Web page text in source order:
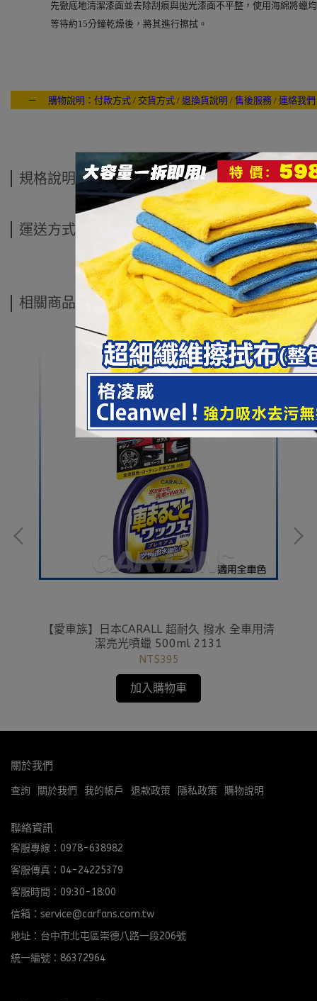
先徹底地清潔漆面並去除刮痕與拋光漆面不平整，使用海綿將蠟
等待約15分鐘乾燥後，將其進行擦拭。
－ 購物說明：付款方式 / 交貨方式 / 退換貨說明 / 售後服務 / 連絡我們
規格說明
運送方式
相關商品
【愛車族】日本CARALL 超耐久 撥水 全車用清
潔亮光噴蠟 500ml 2131
NT$395
加入購物車
關於我們
查詢 關於我們 我的帳戶 退款政策 隱私政策 購物說明
聯絡資訊
客服專線：0978-638982
客服傳真：04-24225379
客服時間：09:30-18:00
信箱：service@carfans.com.tw
地址：台中市北屯區崇德八路一段206號
統一編號：86372964